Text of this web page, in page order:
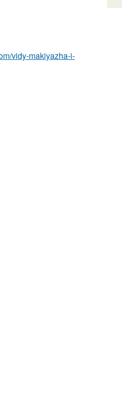
vidy-makiyazha-i-